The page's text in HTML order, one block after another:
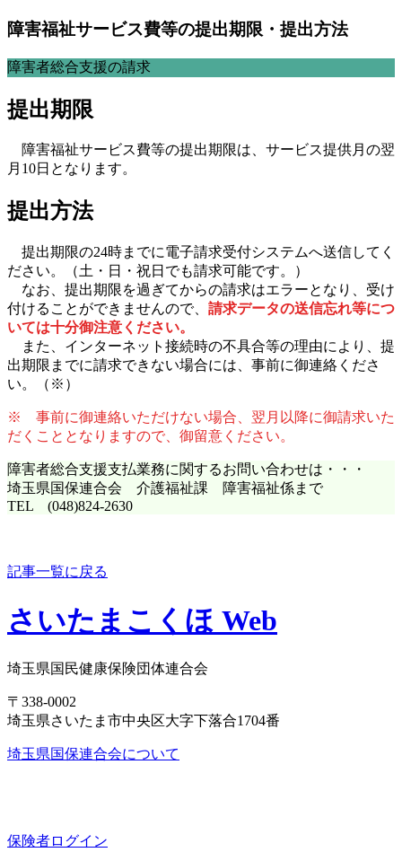
障害福祉サービス費等の提出期限・提出方法
障害者総合支援の請求
提出期限
障害福祉サービス費等の提出期限は、サービス提供月の翌
月10日となります。
提出方法
提出期限の24時までに電子請求受付システムへ送信してく
ださい。（土・日・祝日でも請求可能です。）
なお、提出期限を過ぎてからの請求はエラーとなり、受け
付けることができませんので、 請求データの送信忘れ等につ
いては十分御注意ください。
また、インターネット接続時の不具合等の理由により、提
出期限までに請求できない場合には、事前に御連絡くださ
い。（※）
※ 事前に御連絡いただけない場合、翌月以降に御請求いた
だくこととなりますので、御留意ください。
障害者総合支援支払業務に関するお問い合わせは・・・
埼玉県国保連合会 介護福祉課 障害福祉係まで
TEL (048)824-2630
記事一覧に戻る
さいたまこくほ Web
埼玉県国民健康保険団体連合会
〒338-0002
埼玉県さいたま市中央区大字下落合1704番
埼玉県国保連合会について
保険者ログイン